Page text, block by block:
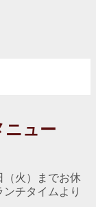
ニュー
（火）までお休
チタイムより